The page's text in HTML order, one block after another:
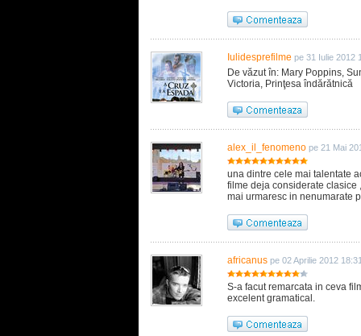
Iulidesprefilme pe 31 Iulie 2012
De văzut în: Mary Poppins,
Victoria, Prinţesa îndărătnică
alex_il_fenomeno pe 21 Mai
una dintre cele mai talentate
filme deja considerate clasice
mai urmaresc in nenumarate
africanus pe 02 Aprilie 2012
S-a facut remarcata in ceva
excelent gramatical.